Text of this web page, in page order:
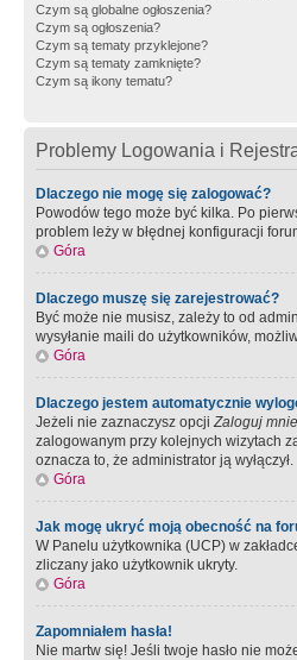
Czym są globalne ogłoszenia?
Czym są ogłoszenia?
Czym są tematy przyklejone?
Czym są tematy zamknięte?
Czym są ikony tematu?
Problemy Logowania i
Dlaczego nie mogę się zalogować?
Powodów tego może być kilka. Po
problem leży w błędnej konfiguracji
Góra
Dlaczego muszę się zarejestrować?
Być może nie musisz, zależy to od
wysyłanie maili do użytkowników,
Góra
Dlaczego jestem automatycznie
Jeżeli nie zaznaczysz opcjiZaloguj
zalogowanym przy kolejnych wizytach
oznacza to, że administrator ją wyłączył.
Góra
Jak mogę ukryć moją obecność na
W Panelu użytkownika (UCP) w
zliczany jako użytkownik ukryty.
Góra
Zapomniałem hasła!
Nie martw się! Jeśli twoje hasło nie